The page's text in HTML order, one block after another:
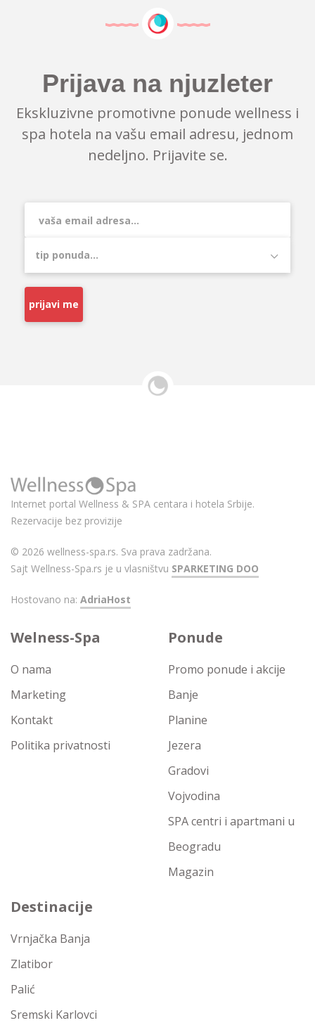
Prijava na njuzleter
Ekskluzivne promotivne ponude wellness i
spa hotela na vašu email adresu, jednom
nedeljno. Prijavite se.
prijavi me
Internet portal Wellness & SPA centara i hotela Srbije.
Rezervacije bez provizije
© 2026 wellness-spa.rs. Sva prava zadržana.
Sajt Wellness-Spa.rs je u vlasništvu SPARKETING DOO
Hostovano na: AdriaHost
Welness-Spa
O nama
Marketing
Kontakt
Politika privatnosti
Ponude
Promo ponude i akcije
Banje
Planine
Jezera
Gradovi
Vojvodina
SPA centri i apartmani u
Beogradu
Magazin
Destinacije
Vrnjačka Banja
Zlatibor
Palić
Sremski Karlovci